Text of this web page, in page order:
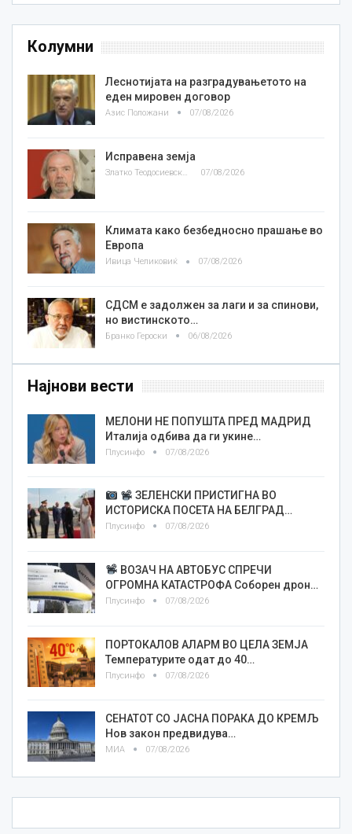
Колумни
Леснотијата на разградувањетото на
еден мировен договор
Азис Положани 07/08/2026
Исправена земја
Златко Теодосиевски 07/08/2026
Климата како безбедносно прашање во
Европа
Ивица Челиковиќ 07/08/2026
СДСМ е задолжен за лаги и за спинови,
но вистинското…
Бранко Героски 06/08/2026
Најнови вести
МЕЛОНИ НЕ ПОПУШТА ПРЕД МАДРИД
Италија одбива да ги укине…
Плусинфо 07/08/2026
ЗЕЛЕНСКИ ПРИСТИГНА ВО
ИСТОРИСКА ПОСЕТА НА БЕЛГРАД…
Плусинфо 07/08/2026
ВОЗАЧ НА АВТОБУС СПРЕЧИ
ОГРОМНА КАТАСТРОФА Соборен дрон…
Плусинфо 07/08/2026
ПОРТОКАЛОВ АЛАРМ ВО ЦЕЛА ЗЕМЈА
Температурите одат до 40…
Плусинфо 07/08/2026
СЕНАТОТ СО ЈАСНА ПОРАКА ДО КРЕМЉ
Нов закон предвидува…
МИА 07/08/2026